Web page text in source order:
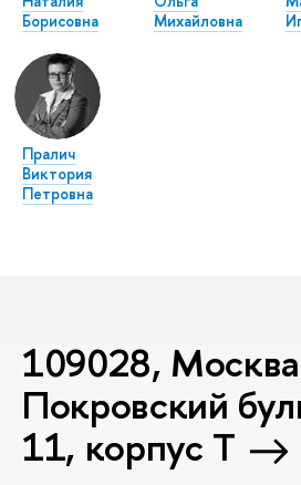
Борисовна
Михайловна
Пралич
Виктория
Петровна
109028,
Покровский
11, корпус T